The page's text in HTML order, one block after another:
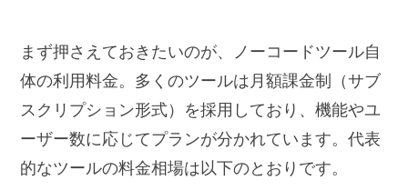
まず押さえておきたいのが、ノーコードツール自
体の利用料金。多くのツールは月額課金制（サブ
スクリプション形式）を採用しており、機能やユ
ーザー数に応じてプランが分かれています。代表
的なツールの料金相場は以下のとおりです。